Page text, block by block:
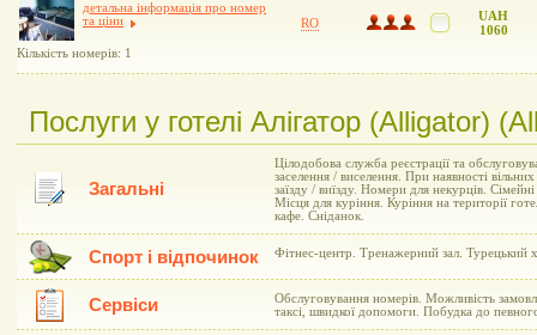
детальна інформація про номер
та ціни
Кількість номерів: 1
RO
UAH
1060
Послуги у готелі Алігатор (Alligator)
Загальні
Цілодобова служба реєстрації та
заселення / виселення. При наявності
заїзду / виїзду. Номери для некурців.
Місця для куріння. Куріння на території
кафе. Сніданок.
Спорт і відпочинок Фітнес-центр. Тренажерний зал. Турецький
Сервіси
Обслуговування номерів. Можливість
таксі, швидкої допомоги. Побудка до